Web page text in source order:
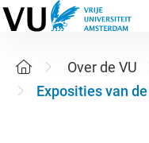
Over de VU
Exposities van